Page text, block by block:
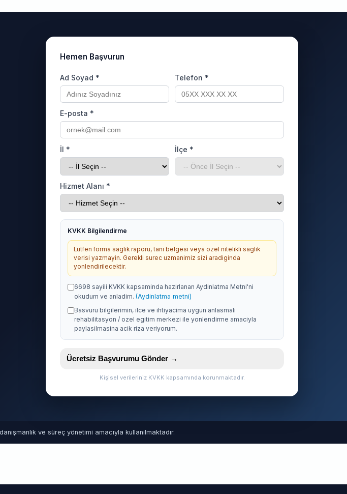
Hemen Başvurun
Ad Soyad * Telefon *
E-posta *
İl * İlçe *
Hizmet Alanı *
KVKK Bilgilendirme
Lutfen forma saglik raporu, tani belgesi veya ozel nitelikli saglik
verisi yazmayin. Gerekli surec uzmanimiz sizi aradiginda
yonlendirilecektir.
6698 sayili KVKK kapsaminda hazirlanan Aydinlatma Metni'ni
okudum ve anladim. (Aydinlatma metni)
Basvuru bilgilerimin, ilce ve ihtiyacima uygun anlasmali
rehabilitasyon / ozel egitim merkezi ile yonlendirme amaciyla
paylasilmasina acik riza veriyorum.
Ücretsiz Başvurumu Gönder →
Kişisel verileriniz KVKK kapsamında korunmaktadır.
ve süreç yönetimi amacıyla kullanılmaktadır.